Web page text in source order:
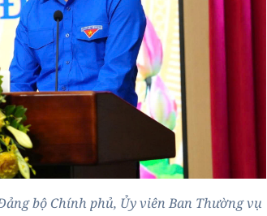
bộ Chính phủ, Ủy viên Ban Thường vụ